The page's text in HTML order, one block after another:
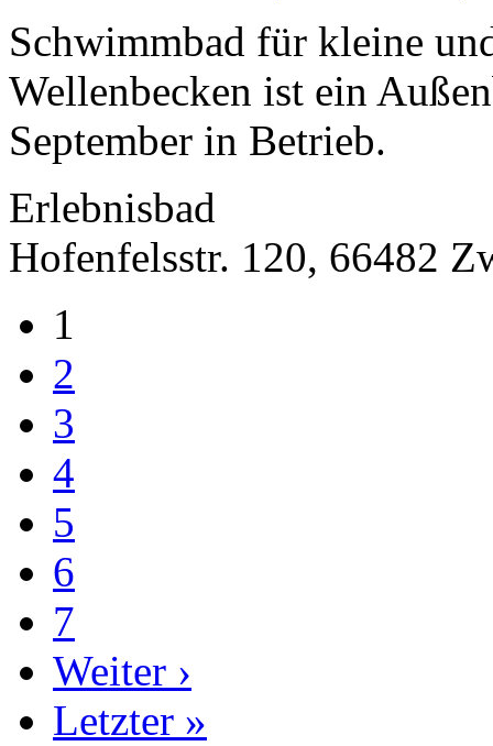
Schwimmbad für kleine
Wellenbecken ist ein
September in Betrieb.
Erlebnisbad
Hofenfelsstr. 120, 66482
1
2
3
4
5
6
7
Weiter ›
Letzter »